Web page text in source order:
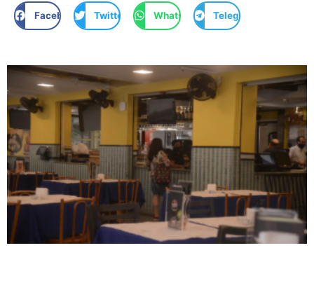
Facebook Twitter WhatsApp Telegram